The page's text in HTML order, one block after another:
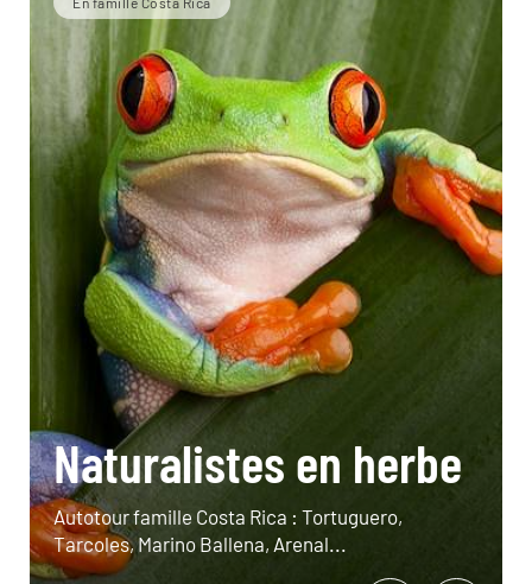
Naturalistes en herbe
Autotour famille Costa Rica : Tortuguero,
Tarcoles, Marino Ballena, Arenal...